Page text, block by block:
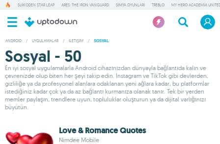
SUIKODEN STAR LEAP ARES: THE IRON VANGUARD SIMYA OYUNLARI TREBLO MY HERO ACADEMIA
ANDROID / UYGULAMALAR / İLETIŞIM / SOSYAL
Sosyal - 50
En iyi sosyal uygulamalarla Android cihazınızdan dünyayla bağlantıda kalın ve
çevrenizde olup biten her şeyi takip edin. Instagram ve TikTok gibi devlerden,
gizliliğe ya da profesyonel alanlara odaklanan yeni ağlara kadar, bu platformlar
istediğiniz kadar çok ya da az bağlantı kurmanıza olanak tanır. Tek bir yerden
memler paylaşın, trendlere uyun, topluluklar oluşturun ya da dijital varlığınızı
büyütün.
Love & Romance Quotes
Nimdee Mobile